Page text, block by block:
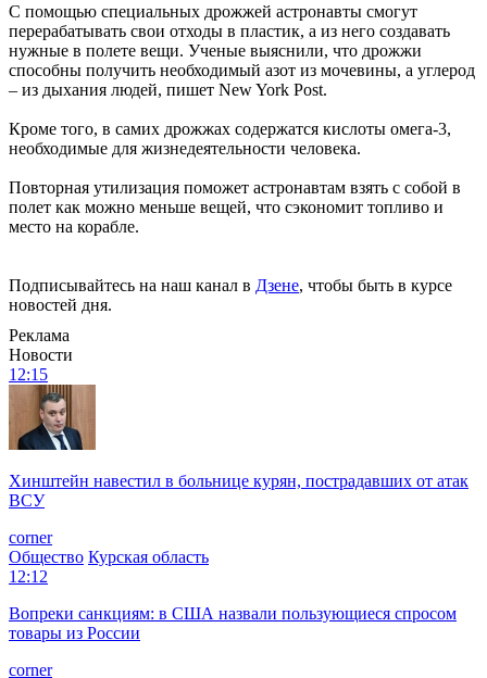
С помощью специальных дрожжей астронавты смогут
перерабатывать свои отходы в пластик, а из него создавать
нужные в полете вещи. Ученые выяснили, что дрожжи
способны получить необходимый азот из мочевины, а углерод
– из дыхания людей, пишет New York Post.
Кроме того, в самих дрожжах содержатся кислоты омега-3,
необходимые для жизнедеятельности человека.
Повторная утилизация поможет астронавтам взять с собой в
полет как можно меньше вещей, что сэкономит топливо и
место на корабле.
Подписывайтесь на наш канал в Дзене, чтобы быть в курсе
новостей дня.
Реклама
Новости
12:15
Хинштейн навестил в больнице курян, пострадавших от атак
ВСУ
corner
Общество Курская область
12:12
Вопреки санкциям: в США назвали пользующиеся спросом
товары из России
corner